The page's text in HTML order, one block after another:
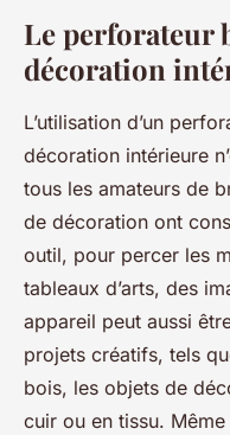
Le perforateur
décoration
L’utilisation d’un
décoration intérieure
tous les amateurs de
de décoration ont
outil, pour percer les
tableaux d’arts, des
appareil peut aussi
projets créatifs, tels
bois, les objets de
cuir ou en tissu.